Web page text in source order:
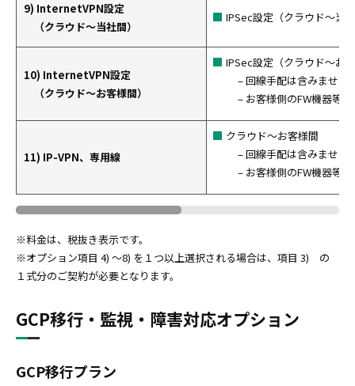
9) InternetVPN設定
（クラウド～当社間）
IPSec設定（クラウド～当
10) InternetVPN設定
（クラウド～お客様間）
IPSec設定（クラウド～お
– 回線手配は含みません
– お客様側のFW機器等
11) IP-VPN、専用線
クラウド～お客様間
– 回線手配は含みません
– お客様側のFW機器等
※料金は、税抜き表示です。
※オプション項目 4) ～8) を１つ以上選択される場合は、項目 3) の
１式分のご契約が必要となります。
GCP移行・監視・障害対応オプション
GCP移行プラン